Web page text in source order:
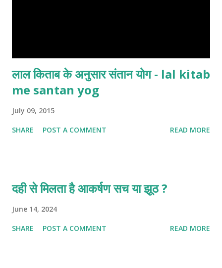
लाल किताब के अनुसार संतान योग - lal kitab
me santan yog
July 09, 2015
SHARE POST A COMMENT READ MORE
दही से मिलता है आकर्षण सच या झूठ ?
June 14, 2024
SHARE POST A COMMENT READ MORE